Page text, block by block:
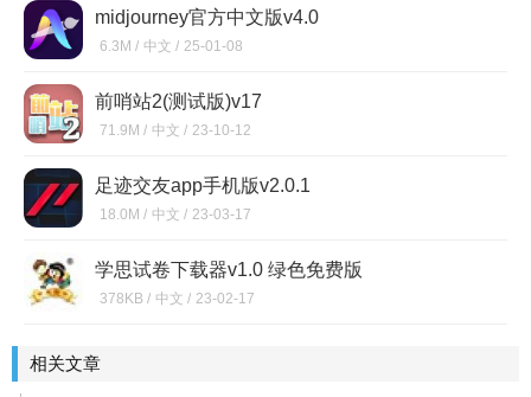
midjourney官方中文版v4.0
6.3M / 中文 / 25-01-08
前哨站2(测试版)v17
71.9M / 中文 / 23-10-12
足迹交友app手机版v2.0.1
18.0M / 中文 / 23-03-17
学思试卷下载器v1.0 绿色免费版
378KB / 中文 / 23-02-17
相关文章